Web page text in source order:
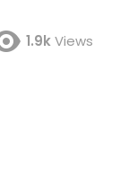
1.9kViews